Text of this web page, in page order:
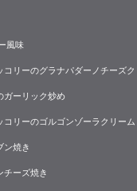
風味
コリーのグラナパダーノチーズク
ガーリック炒め
コリーのゴルゴンゾーラクリーム
ン焼き
チーズ焼き